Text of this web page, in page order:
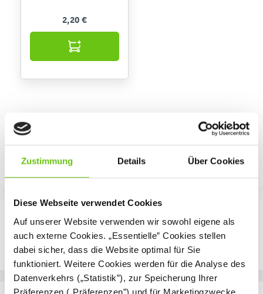
Zustimmung Details Über Cookies
Diese Webseite verwendet Cookies
Auf unserer Website verwenden wir sowohl eigene als
auch externe Cookies. „Essentielle” Cookies stellen
dabei sicher, dass die Website optimal für Sie
funktioniert. Weitere Cookies werden für die Analyse des
Datenverkehrs („Statistik”), zur Speicherung Ihrer
Präferenzen („Präferenzen”) und für Marketingzwecke
2,20 €